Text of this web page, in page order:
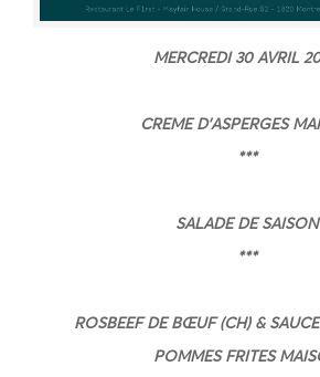
MERCREDI 30 AVRIL
CREME D’ASPERGES
***
SALADE DE SAISON
***
ROSBEEF DE BŒUF (CH) &
POMMES FRITES